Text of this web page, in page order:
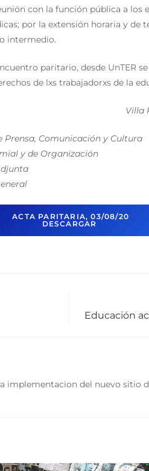
con la función pública a los
por la extensión horaria y de
intermedio.
paritario, desde UnTER
de lxs trabajadorxs de la
Villa
Prensa, Comunicación y Cultura
y de Organización
ACTA PARITARIA, 03/08/20
DESCARGAR
Educación
implementacion del nuevo sitio